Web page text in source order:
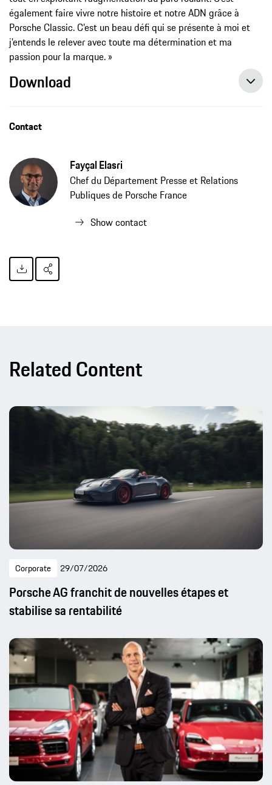
également faire vivre notre histoire et notre ADN grâce à
Porsche Classic. C’est un beau défi qui se présente à moi et
j’entends le relever avec toute ma détermination et ma
passion pour la marque. »
Download
Contact
Fayçal Elasri
Chef du Département Presse et Relations
Publiques de Porsche France
Show contact
Related Content
Corporate 29/07/2026
Porsche AG franchit de nouvelles étapes et
stabilise sa rentabilité